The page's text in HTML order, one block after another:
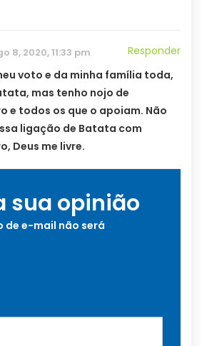
8, 2020, 11:33 pm
Responder
voto e da minha família toda,
mas tenho nojo de
e todos os que o apoiam. Não
ligação de Batata com
Deus me livre.
sua opinião
de e-mail não será